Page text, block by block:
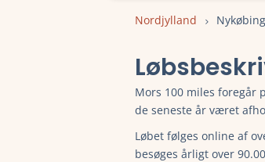
Nordjylland
Mors 100 miles foregår
de seneste år været
Løbet følges online af
besøges årligt over